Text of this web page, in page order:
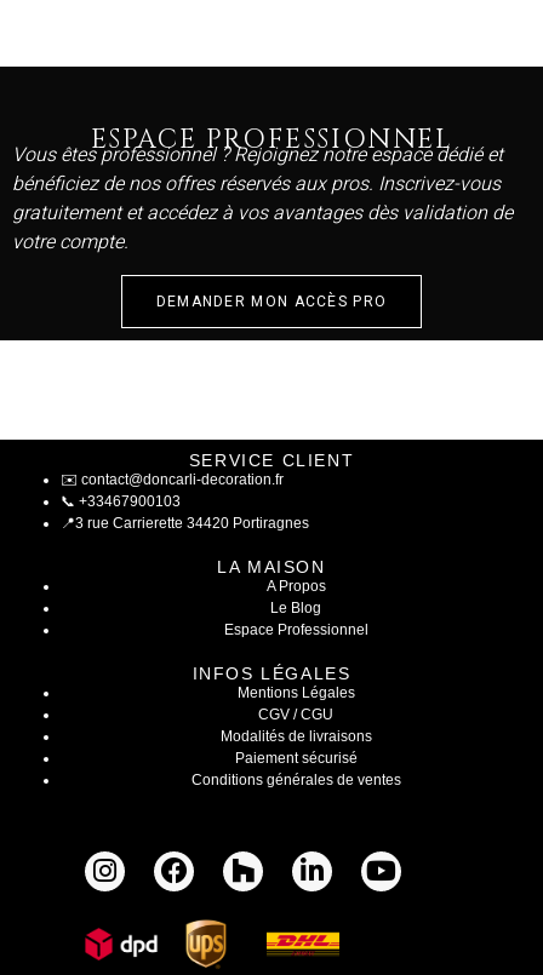
ESPACE PROFESSIONNEL
Vous êtes professionnel ? Rejoignez notre espace dédié et
bénéficiez de nos offres réservés aux pros. Inscrivez-vous
gratuitement et accédez à vos avantages dès validation de
votre compte.
DEMANDER MON ACCÈS PRO
SERVICE CLIENT
✉️ contact@doncarli-decoration.fr
📞 +33467900103
📍3 rue Carrierette 34420 Portiragnes
LA MAISON
A Propos
Le Blog
Espace Professionnel
INFOS LÉGALES
Mentions Légales
CGV / CGU
Modalités de livraisons
Paiement sécurisé
Conditions générales de ventes